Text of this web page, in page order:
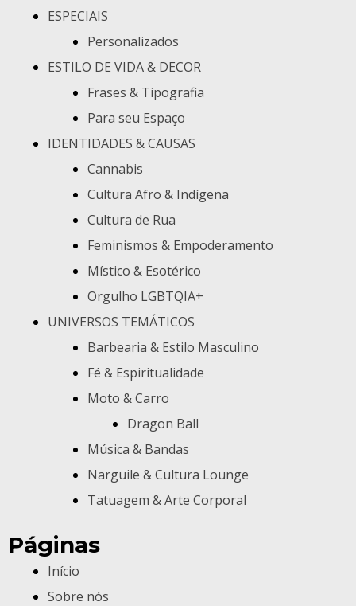
ESPECIAIS
Personalizados
ESTILO DE VIDA & DECOR
Frases & Tipografia
Para seu Espaço
IDENTIDADES & CAUSAS
Cannabis
Cultura Afro & Indígena
Cultura de Rua
Feminismos & Empoderamento
Místico & Esotérico
Orgulho LGBTQIA+
UNIVERSOS TEMÁTICOS
Barbearia & Estilo Masculino
Fé & Espiritualidade
Moto & Carro
Dragon Ball
Música & Bandas
Narguile & Cultura Lounge
Tatuagem & Arte Corporal
Páginas
Início
Sobre nós